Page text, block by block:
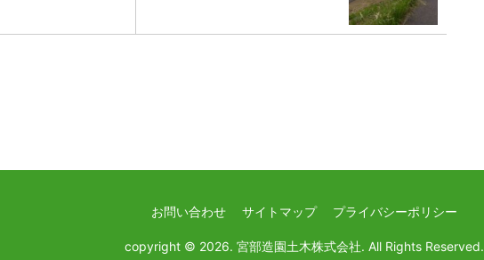
お問い合わせ サイトマップ プライバシーポリシー
copyright © 2026. 宮部造園土木株式会社. All Rights Reserved.